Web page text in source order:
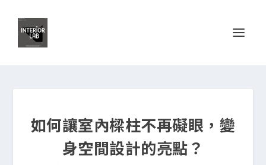
如何讓室內樑柱不再礙眼，變
身空間設計的亮點？